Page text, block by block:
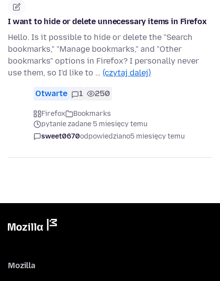
I want to hide or delete unnecessary items in Firefox
Hello. Is it possible to hide or delete the "Search
bookmarks," "Manage bookmarks," and "Other
bookmarks" options in Firefox? I personally never
use them, so I'd like to … (czytaj dalej)
Otwarte 1 250
Firefox
Bookmarks
pytanie zadane 5 miesięcy temu
sweet0670odpowiedziano5 miesięcy temu
Mozilla